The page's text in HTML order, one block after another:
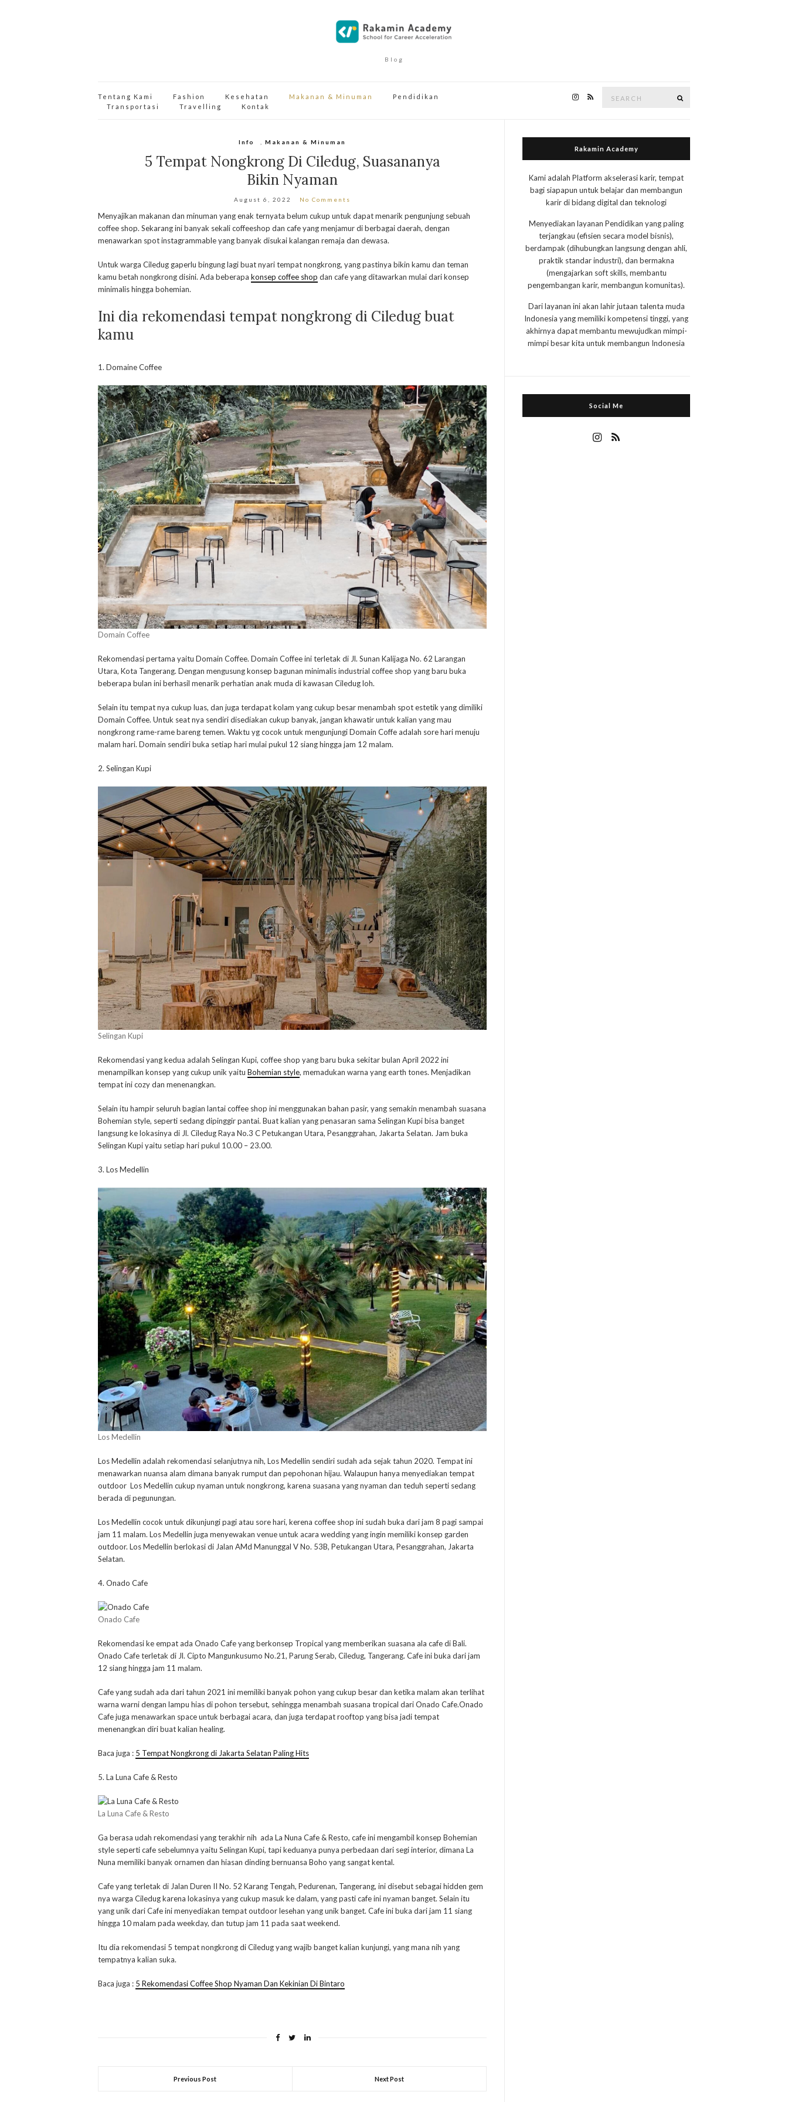
Blog
Tentang Kami Fashion Kesehatan Makanan & Minuman
Pendidikan
Transportasi
Travelling Kontak
Info ,Makanan & Minuman
5 Tempat Nongkrong Di Ciledug, Suasananya
Bikin Nyaman
August 6, 2022 No Comments
Menyajikan makanan dan minuman yang enak ternyata belum cukup untuk dapat menarik pengunjung sebuah
coffee shop. Sekarang ini banyak sekali coffeeshop dan cafe yang menjamur di berbagai daerah, dengan
menawarkan spot instagrammable yang banyak disukai kalangan remaja dan dewasa.
Untuk warga Ciledug gaperlu bingung lagi buat nyari tempat nongkrong, yang pastinya bikin kamu dan teman
kamu betah nongkrong disini. Ada beberapa konsep coffee shop dan cafe yang ditawarkan mulai dari konsep
minimalis hingga bohemian.
Ini dia rekomendasi tempat nongkrong di Ciledug buat
kamu
1. Domaine Coffee
Domain Coffee
Rekomendasi pertama yaitu Domain Coffee. Domain Coffee ini terletak di Jl. Sunan Kalijaga No. 62 Larangan
Utara, Kota Tangerang. Dengan mengusung konsep bagunan minimalis industrial coffee shop yang baru buka
beberapa bulan ini berhasil menarik perhatian anak muda di kawasan Ciledug loh.
Selain itu tempat nya cukup luas, dan juga terdapat kolam yang cukup besar menambah spot estetik yang dimiliki
Domain Coffee. Untuk seat nya sendiri disediakan cukup banyak, jangan khawatir untuk kalian yang mau
nongkrong rame-rame bareng temen. Waktu yg cocok untuk mengunjungi Domain Coffe adalah sore hari menuju
malam hari. Domain sendiri buka setiap hari mulai pukul 12 siang hingga jam 12 malam.
2. Selingan Kupi
Selingan Kupi
Rekomendasi yang kedua adalah Selingan Kupi, coffee shop yang baru buka sekitar bulan April 2022 ini
menampilkan konsep yang cukup unik yaitu Bohemian style, memadukan warna yang earth tones. Menjadikan
tempat ini cozy dan menenangkan.
Selain itu hampir seluruh bagian lantai coffee shop ini menggunakan bahan pasir, yang semakin menambah suasana
Bohemian style, seperti sedang dipinggir pantai. Buat kalian yang penasaran sama Selingan Kupi bisa banget
langsung ke lokasinya di Jl. Ciledug Raya No.3 C Petukangan Utara, Pesanggrahan, Jakarta Selatan. Jam buka
Selingan Kupi yaitu setiap hari pukul 10.00 – 23.00.
3. Los Medellin
Los Medellin
Los Medellin adalah rekomendasi selanjutnya nih, Los Medellin sendiri sudah ada sejak tahun 2020. Tempat ini
menawarkan nuansa alam dimana banyak rumput dan pepohonan hijau. Walaupun hanya menyediakan tempat
outdoor Los Medellin cukup nyaman untuk nongkrong, karena suasana yang nyaman dan teduh seperti sedang
berada di pegunungan.
Los Medellin cocok untuk dikunjungi pagi atau sore hari, kerena coffee shop ini sudah buka dari jam 8 pagi sampai
jam 11 malam. Los Medellin juga menyewakan venue untuk acara wedding yang ingin memiliki konsep garden
outdoor. Los Medellin berlokasi di Jalan AMd Manunggal V No. 53B, Petukangan Utara, Pesanggrahan, Jakarta
Selatan.
4. Onado Cafe
Onado Cafe
Rekomendasi ke empat ada Onado Cafe yang berkonsep Tropical yang memberikan suasana ala cafe di Bali.
Onado Cafe terletak di Jl. Cipto Mangunkusumo No.21, Parung Serab, Ciledug, Tangerang. Cafe ini buka dari jam
12 siang hingga jam 11 malam.
Cafe yang sudah ada dari tahun 2021 ini memiliki banyak pohon yang cukup besar dan ketika malam akan terlihat
warna warni dengan lampu hias di pohon tersebut, sehingga menambah suasana tropical dari Onado Cafe.Onado
Cafe juga menawarkan space untuk berbagai acara, dan juga terdapat rooftop yang bisa jadi tempat
menenangkan diri buat kalian healing.
Baca juga : 5 Tempat Nongkrong di Jakarta Selatan Paling Hits
5. La Luna Cafe & Resto
La Luna Cafe & Resto
Ga berasa udah rekomendasi yang terakhir nih ada La Nuna Cafe & Resto, cafe ini mengambil konsep Bohemian
style seperti cafe sebelumnya yaitu Selingan Kupi, tapi keduanya punya perbedaan dari segi interior, dimana La
Nuna memiliki banyak ornamen dan hiasan dinding bernuansa Boho yang sangat kental.
Cafe yang terletak di Jalan Duren II No. 52 Karang Tengah, Pedurenan, Tangerang, ini disebut sebagai hidden gem
nya warga Ciledug karena lokasinya yang cukup masuk ke dalam, yang pasti cafe ini nyaman banget. Selain itu
yang unik dari Cafe ini menyediakan tempat outdoor lesehan yang unik banget. Cafe ini buka dari jam 11 siang
hingga 10 malam pada weekday, dan tutup jam 11 pada saat weekend.
Itu dia rekomendasi 5 tempat nongkrong di Ciledug yang wajib banget kalian kunjungi, yang mana nih yang
tempatnya kalian suka.
Baca juga : 5 Rekomendasi Coffee Shop Nyaman Dan Kekinian Di Bintaro
Previous Post Next Post
Rakamin Academy
Kami adalah Platform akselerasi karir, tempat
bagi siapapun untuk belajar dan membangun
karir di bidang digital dan teknologi
Menyediakan layanan Pendidikan yang paling
terjangkau (efisien secara model bisnis),
berdampak (dihubungkan langsung dengan ahli,
praktik standar industri), dan bermakna
(mengajarkan soft skills, membantu
pengembangan karir, membangun komunitas).
Dari layanan ini akan lahir jutaan talenta muda
Indonesia yang memiliki kompetensi tinggi, yang
akhirnya dapat membantu mewujudkan mimpi-
mimpi besar kita untuk membangun Indonesia
Social Me